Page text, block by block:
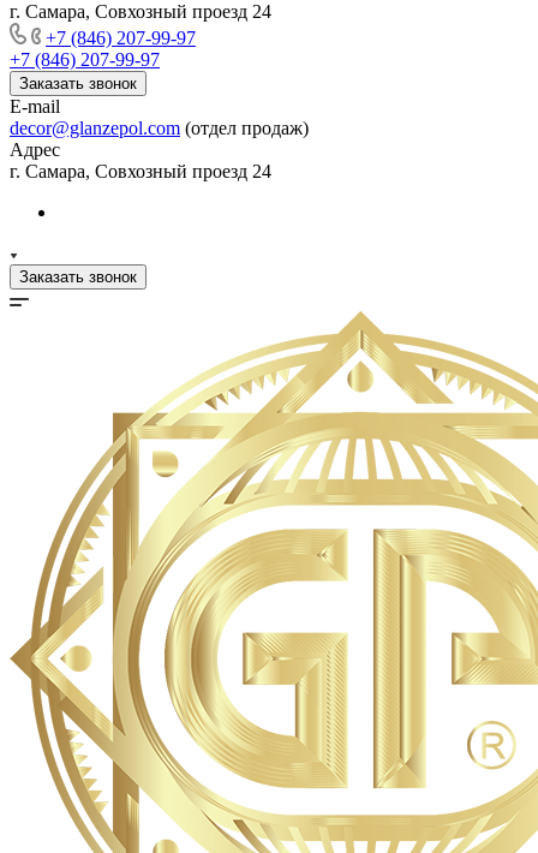
г. Самара, Совхозный проезд 24
+7 (846) 207-99-97
+7 (846) 207-99-97
Заказать звонок
E-mail
decor@glanzepol.com (отдел продаж)
Адрес
г. Самара, Совхозный проезд 24
Заказать звонок